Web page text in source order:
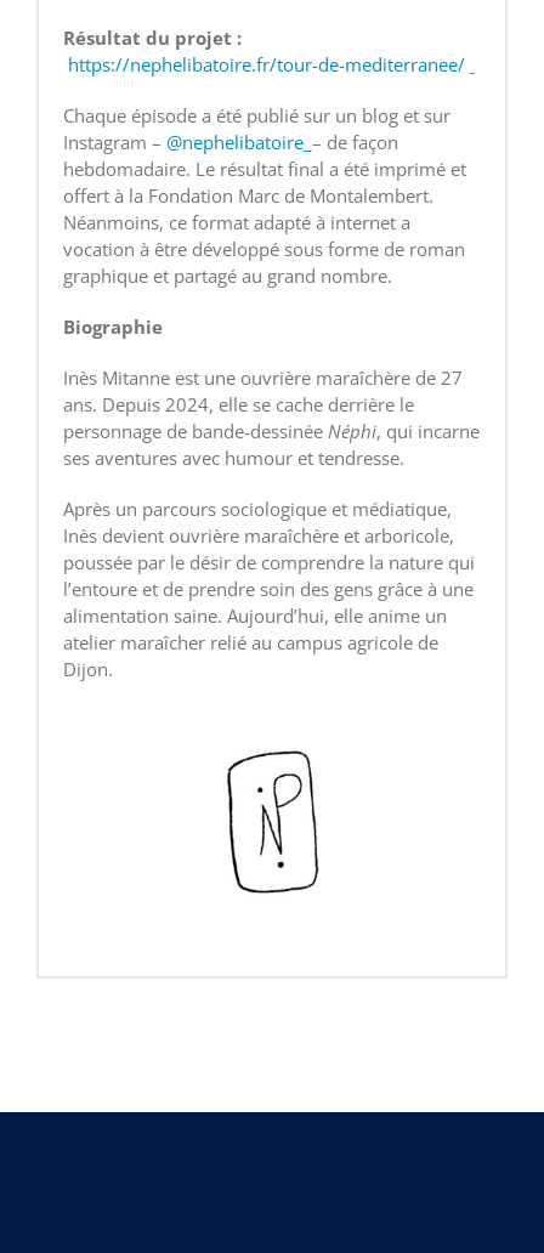
Résultat du projet :
https://nephelibatoire.fr/tour-de-mediterranee/
Chaque épisode a été publié sur un blog et sur
Instagram – @nephelibatoire_ – de façon
hebdomadaire. Le résultat final a été imprimé et
offert à la Fondation Marc de Montalembert.
Néanmoins, ce format adapté à internet a
vocation à être développé sous forme de roman
graphique et partagé au grand nombre.
Biographie
Inès Mitanne est une ouvrière maraîchère de 27
ans. Depuis 2024, elle se cache derrière le
personnage de bande-dessinée Néphi, qui incarne
ses aventures avec humour et tendresse.
Après un parcours sociologique et médiatique,
Inès devient ouvrière maraîchère et arboricole,
poussée par le désir de comprendre la nature qui
l’entoure et de prendre soin des gens grâce à une
alimentation saine. Aujourd’hui, elle anime un
atelier maraîcher relié au campus agricole de
Dijon.